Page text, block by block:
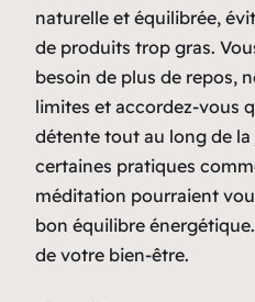
naturelle et équilibrée,
de produits trop gras.
besoin de plus de repos,
limites et accordez-vous
détente tout au long de
certaines pratiques
méditation pourraient
bon équilibre
de votre bien-être.